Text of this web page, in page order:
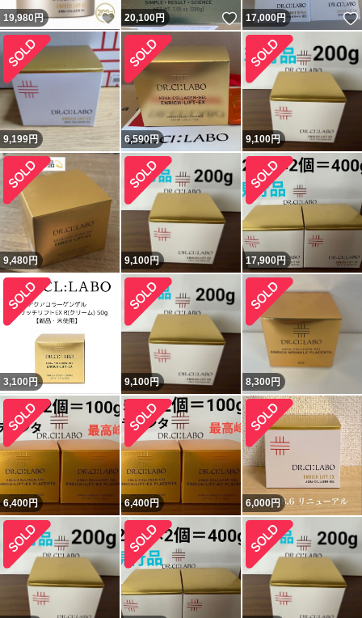
19,980円 いいね！
20,100円 いいね！
17,000円
9,199円 6,590円 9,100円
9,480円 9,100円 17,900円
3,100 円 9,100円 8,300円
6,400円 6,400円 6,000円